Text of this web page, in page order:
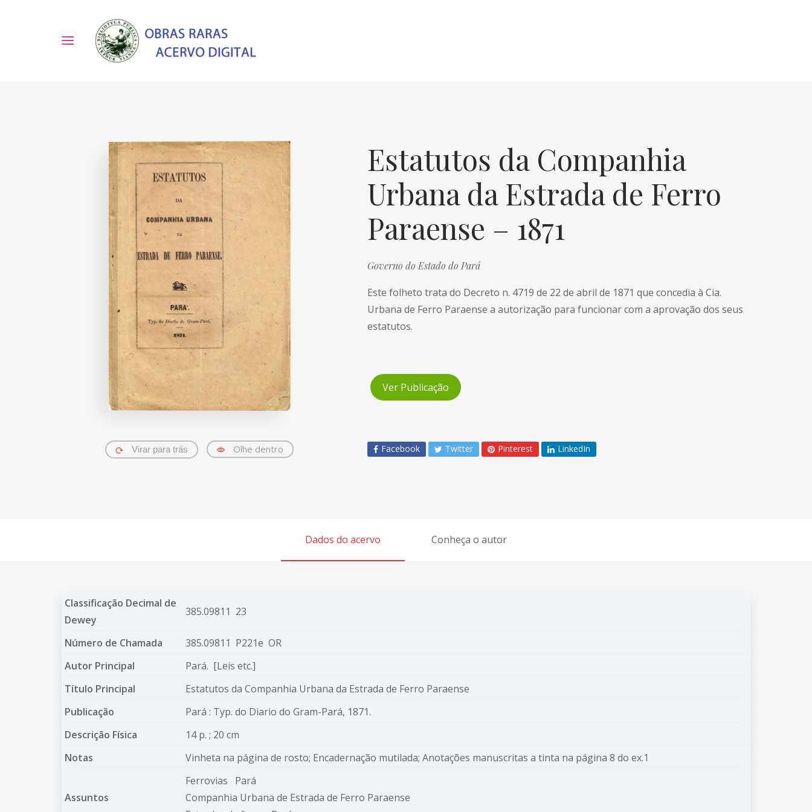
Virar para trás Olhe dentro
Estatutos da Companhia
Urbana da Estrada de Ferro
Paraense – 1871
Governo do Estado do Pará
Este folheto trata do Decreto n. 4719 de 22 de abril de 1871 que concedia à Cia.
Urbana de Ferro Paraense a autorização para funcionar com a aprovação dos seus
estatutos.
Ver Publicação
Facebook Twitter Pinterest LinkedIn
Dados do acervo Conheça o autor
Classificação Decimal de
Dewey
385.09811 23
Número de Chamada
385.09811 P221e OR
Autor Principal
Pará. [Leis etc.]
Título Principal
Estatutos da Companhia Urbana da Estrada de Ferro Paraense
Publicação
Pará : Typ. do Diario do Gram-Pará, 1871.
Descrição Física
14 p. ; 20 cm
Notas
Vinheta na página de rosto; Encadernação mutilada; Anotações manuscritas a tinta na página 8 do ex.1
Assuntos
Ferrovias
Pará
Companhia Urbana de Estrada de Ferro Paraense